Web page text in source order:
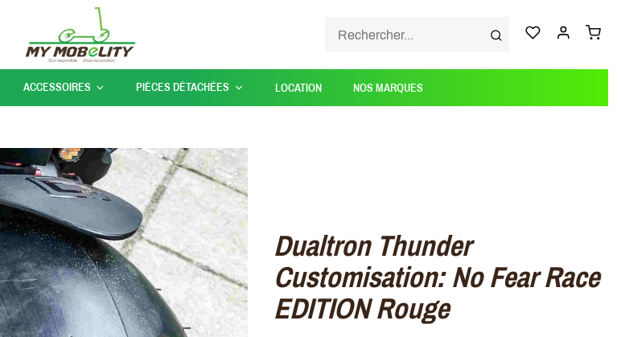
ACCESSOIRES PIÈCES DÉTACHÉES LOCATION NOS MARQUES
Dualtron Thunder
Customisation: No Fear Race
EDITION Rouge